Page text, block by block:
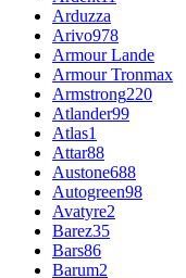
Arduzza
Arivo978
Armour Lande
Armour Tronmax
Armstrong220
Atlander99
Atlas1
Attar88
Austone688
Autogreen98
Avatyre2
Barez35
Bars86
Barum2